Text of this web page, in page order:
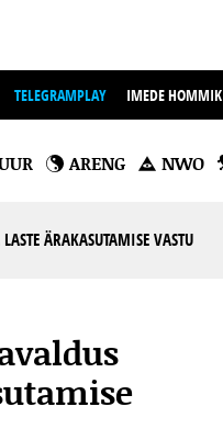
TELEGRAMPLAY IMEDE HOMMIK
ARENG NWO
ÄRAKASUTAMISE VASTU